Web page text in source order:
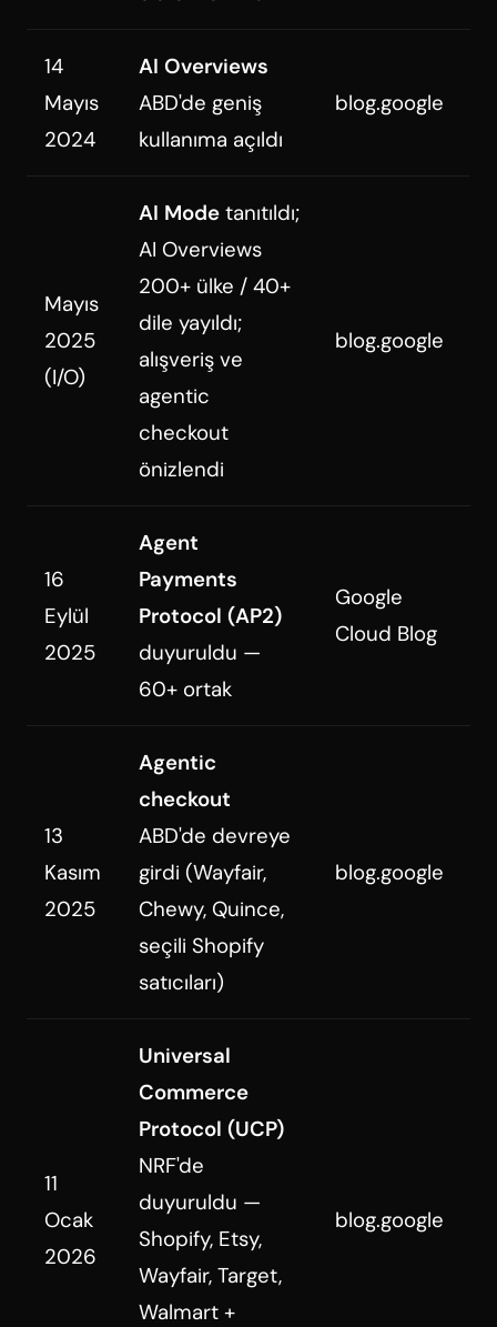
14
Mayıs
2024
AI Overviews
ABD'de geniş
kullanıma açıldı
blog.google
Mayıs
2025
(I/O)
AI Mode tanıtıldı;
AI Overviews
200+ ülke / 40+
dile yayıldı;
alışveriş ve
agentic
checkout
önizlendi
blog.google
16
Eylül
2025
Agent
Payments
Protocol (AP2)
duyuruldu —
60+ ortak
Google
Cloud Blog
13
Kasım
2025
Agentic
checkout
ABD'de devreye
girdi (Wayfair,
Chewy, Quince,
seçili Shopify
satıcıları)
blog.google
11
Ocak
2026
Universal
Commerce
Protocol (UCP)
NRF'de
duyuruldu —
Shopify, Etsy,
Wayfair, Target,
Walmart +
blog.google